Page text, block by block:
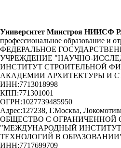
Университет Минстроя НИИСФ
профессиональное образование и
ФЕДЕРАЛЬНОЕ
УЧРЕЖДЕНИЕ "НАУЧНО-
ИНСТИТУТ СТРОИТЕЛЬНОЙ
АКАДЕМИИ АРХИТЕКТУРЫ И
ИНН:7713018998
КПП:771301001
ОГРН:1027739485950
Адрес:127238, Г.Москва,
ОБЩЕСТВО С ОГРАНИЧЕННОЙ
"МЕЖДУНАРОДНЫЙ
ТЕХНОЛОГИЙ В
ИНН:7717699709